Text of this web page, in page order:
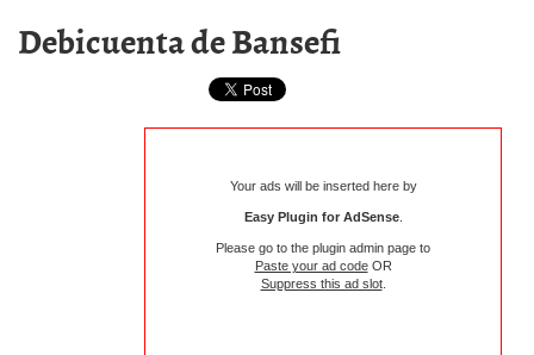
Debicuenta de Bansefi
Your ads will be inserted here by
Easy Plugin for AdSense.
Please go to the plugin admin page to
Paste your ad codeOR
Suppress this ad slot.